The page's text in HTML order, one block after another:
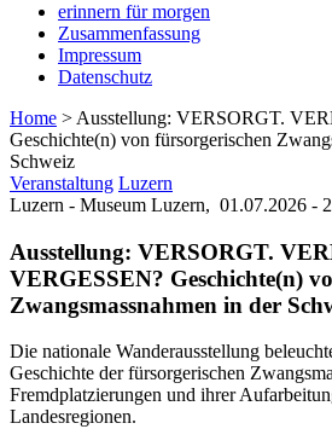
erinnern für morgen
Zusammenfassung
Impressum
Datenschutz
Home > Ausstellung: VERSORGT.
Geschichte(n) von fürsorgerischen
Schweiz
Veranstaltung Luzern
Luzern - Museum Luzern, 01.07.2026 -
Ausstellung: VERSORGT.
VERGESSEN? Geschichte(n)
Zwangsmassnahmen in der
Die nationale Wanderausstellung
Geschichte der fürsorgerischen
Fremdplatzierungen und ihrer
Landesregionen.